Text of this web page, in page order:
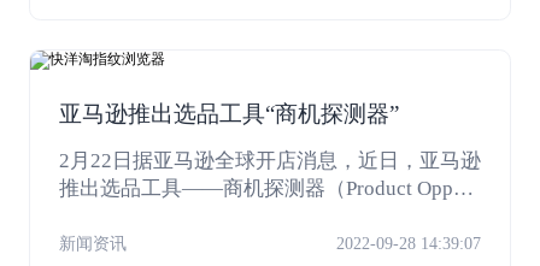
亚马逊推出选品工具“商机探测器”
2月22日据亚马逊全球开店消息，近日，亚马逊
推出选品工具——商机探测器（Product Opport
人工智能算法，以细分市场搜索词为核心，帮
新闻资讯 2022-09-28 14:39:07